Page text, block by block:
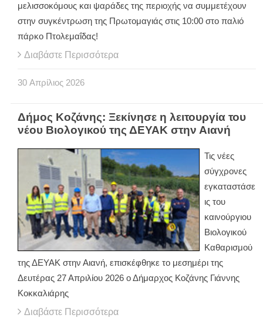
μελισσοκόμους και ψαράδες της περιοχής να συμμετέχουν
στην συγκέντρωση της Πρωτομαγιάς στις 10:00 στο παλιό
πάρκο Πτολεμαΐδας!
Διαβάστε Περισσότερα
30 Απρίλιος 2026
Δήμος Κοζάνης: Ξεκίνησε η λειτουργία του
νέου Βιολογικού της ΔΕΥΑΚ στην Αιανή
Τις νέες
σύγχρονες
εγκαταστάσε
ις του
καινούργιου
Βιολογικού
Καθαρισμού
της ΔΕΥΑΚ στην Αιανή, επισκέφθηκε το μεσημέρι της
Δευτέρας 27 Απριλίου 2026 ο Δήμαρχος Κοζάνης Γιάννης
Κοκκαλιάρης
Διαβάστε Περισσότερα